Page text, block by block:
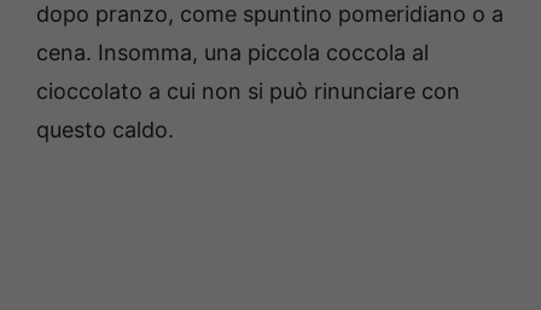
dopo pranzo, come spuntino pomeridiano o a
cena. Insomma, una piccola coccola al
cioccolato a cui non si può rinunciare con
questo caldo.